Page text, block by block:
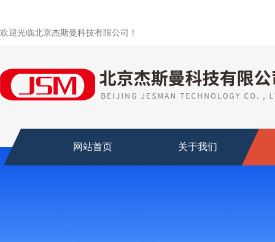
欢迎光临北京杰斯曼科技有限公司！
网站首页 关于我们